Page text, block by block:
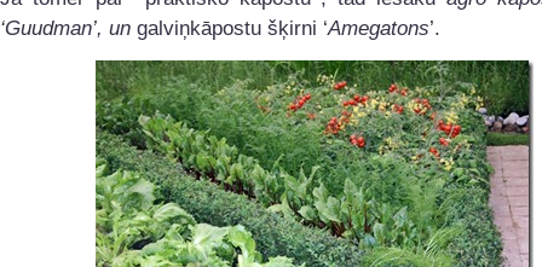
‘Guudman’, un galviņkāpostu šķirni ‘Amegatons’.